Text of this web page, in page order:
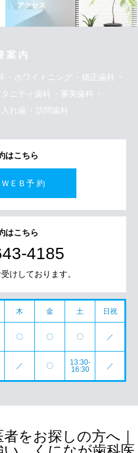
アクセス
案 内
ホワイトニング
矯正歯科
タニティ歯科
審美歯科
入れ歯 訪問歯科
はこちら
ＥＢ予 約
はこちら
4185
けしております。
木 金 土 日祝
〇 〇 〇 ／
／ 〇
13:30-
16:30
／
をお探しの方へ｜